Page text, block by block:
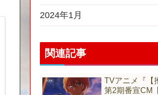
2024年1月
関連記事
TVアニメ『【
第2期番宣CM